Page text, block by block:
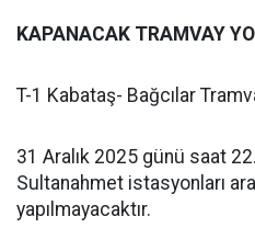
KAPANACAK TRAMVAY
T-1 Kabataş- Bağcılar
31 Aralık 2025 günü saat
Sultanahmet istasyonları
yapılmayacaktır.